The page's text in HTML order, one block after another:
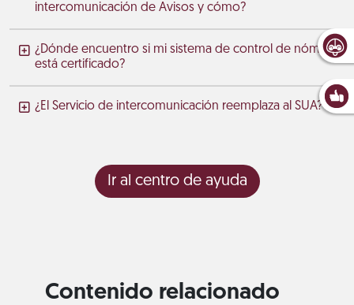
intercomunicación de Avisos y cómo?
¿Dónde encuentro si mi sistema de control de nómina
está certificado?
¿El Servicio de intercomunicación reemplaza al SUA?
Ir al centro de ayuda
Contenido relacionado